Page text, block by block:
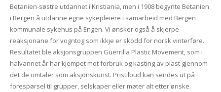
Betanien-søstre utdannet i Kristiania, men i 1908 begynte Betanien
i Bergen å utdanne egne sykepleiere i samarbeid med Bergen
kommunale sykehus på Engen. Vi ønsker også å skjerpe
reaksjonane for vogntog som ikkje er skodd for norsk vinterføre.
Resultatet ble aksjonsgruppen Guerrilla Plastic Movement, som i
halvannet år har kjempet mot forbruk og kasting av plast gjennom
det de omtaler som aksjonskunst. Pristilbud kan sendes ut på
forespørsel til grupper, selskaper eller møter alt etter ønske.